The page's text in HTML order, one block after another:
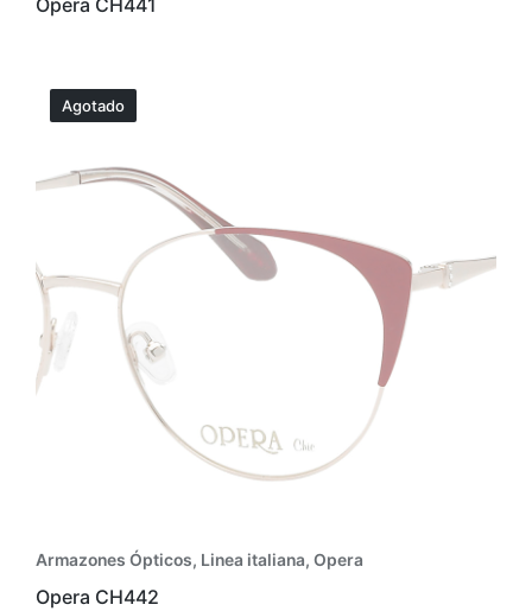
Opera CH441
Agotado
Armazones Ópticos, Linea italiana, Opera
Opera CH442